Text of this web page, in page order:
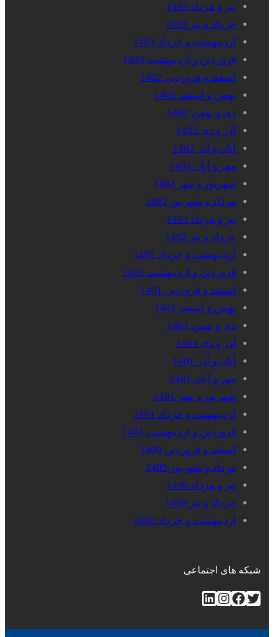
تیر و مرداد 1403
خرداد و تیر 1403
اردیبهشت و خرداد 1403
فروردین و اردیبهشت 1403
اسفند و فروردین 1402
بهمن و اسفند 1402
دی و بهمن 1402
آذر و دی 1402
آبان و آذر 1402
مهر و آبان 1402
شهریور و مهر 1402
مرداد و شهریور 1402
تیر و مرداد 1402
خرداد و تیر 1402
اردیبهشت و خرداد 1402
فروردین و اردیبهشت 1402
اسفند و فروردین 1401
بهمن و اسفند 1401
دی و بهمن 1401
آذر و دی 1401
آبان و آذر 1401
مهر و آبان 1401
شهریور و مهر 1401
اردیبهشت و خرداد 1401
فروردین و اردیبهشت 1401
اسفند و فروردین 1400
مرداد و شهریور 1400
تیر و مرداد 1400
خرداد و تیر 1400
اردیبهشت و خرداد 1400
شبکه های اجتماعی
توییتر فیس‌بوکاینستاگرم لینکداین